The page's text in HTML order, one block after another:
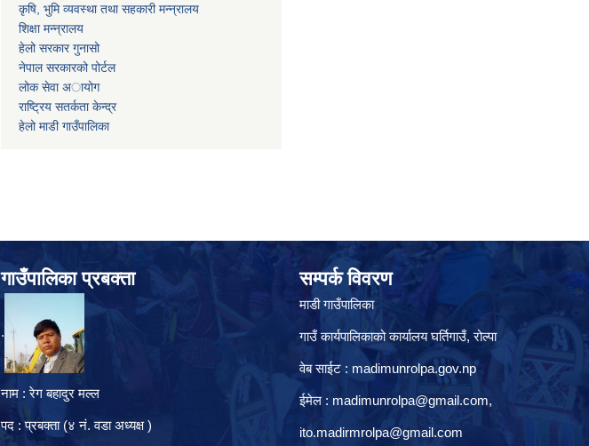
कृषि, भुमि व्यवस्था तथा सहकारी मन्न्रालय
शिक्षा मन्न्रालय
हेलो सरकार गुनासो
नेपाल सरकारको पोर्टल
लोक सेवा अायोग
राष्ट्रिय सतर्कता केन्द्र
हेलो माडी गाउँपालिका
गाउँपालिका प्रबक्ता
.
नाम : रेग बहादुर मल्ल
पद : प्रबक्ता (४ नं. वडा अध्यक्ष )
सम्पर्क विवरण
माडी गाउँपालिका
गाउँ कार्यपालिकाको कार्यालय घर्तिगाउँ, रो‍‍ल्पा
वेब साईट : madimunrolpa.gov.np
ईमेल : madimunrolpa@gmail.com,
ito.madirmrolpa@gmail.com